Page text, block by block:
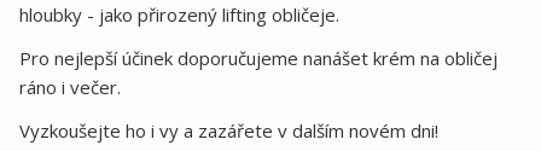
hloubky - jako přirozený lifting obličeje.
Pro nejlepší účinek doporučujeme nanášet krém na obličej
ráno i večer.
Vyzkoušejte ho i vy a zazářete v dalším novém dni!